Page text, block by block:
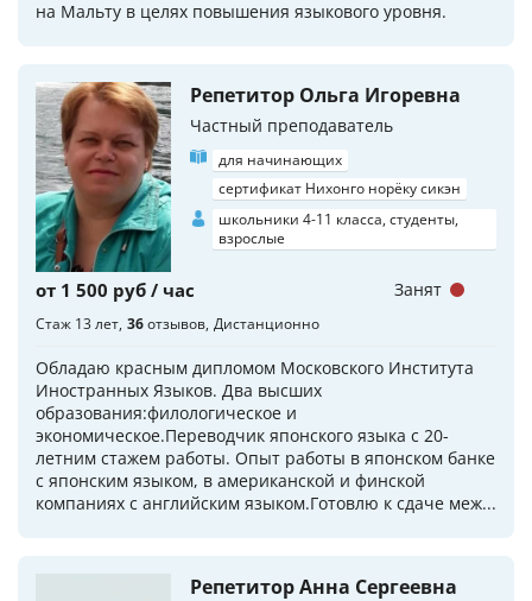
на Мальту в целях повышения языкового уровня.
Репетитор Ольга Игоревна
Частный преподаватель
для начинающих
сертификат Нихонго норёку сикэн
школьники 4-11 класса, студенты,
взрослые
от 1 500 руб / час
Стаж 13 лет 36отзывов Дистанционно
Обладаю красным дипломом Московского Института
Иностранных Языков. Два высших
образования:филологическое и
экономическое.Переводчик японского языка с 20-
летним стажем работы. Опыт работы в японском банке
с японским языком, в американской и финской
компаниях с английским языком.Готовлю к сдаче меж...
Занят
Репетитор Анна Сергеевна